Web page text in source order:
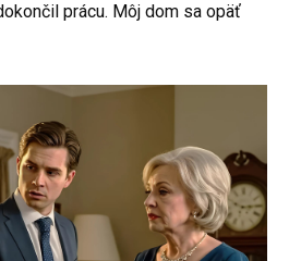
prácu. Môj dom sa opäť